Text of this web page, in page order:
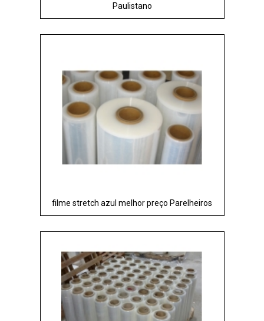
Paulistano
filme stretch azul melhor preço Parelheiros